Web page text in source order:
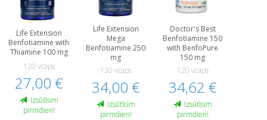
Life Extension
Benfotiamine with
Thiamine 100 mg
120 vcaps
27,00 €
Izsūtīsim
pirmdien!
Life Extension
Mega
Benfotiamine 250
mg
120 vcaps
34,00 €
Izsūtīsim
pirmdien!
Doctor's Best
Benfotiamine 150
with BenfoPure
150 mg
120 vcaps
34,62 €
Izsūtīsim
pirmdien!